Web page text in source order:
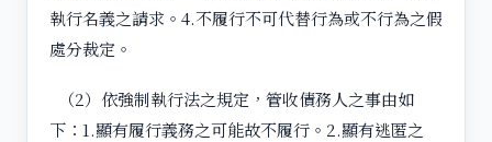
執行名義之請求。4.不履行不可代替行為或不行為之假
處分裁定。
（2）依強制執行法之規定，管收債務人之事由如
下：1.顯有履行義務之可能故不履行。2.顯有逃匿之